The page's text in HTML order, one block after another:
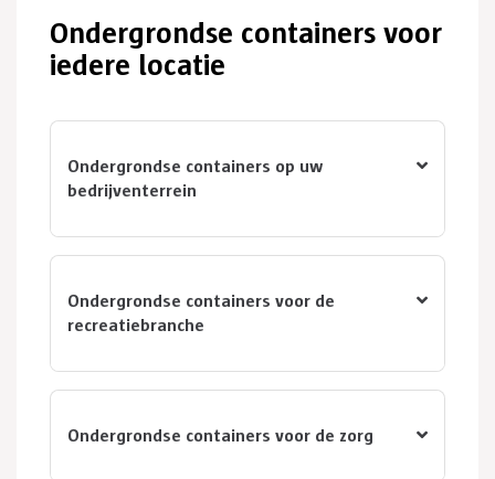
Ondergrondse containers voor
iedere locatie
Ondergrondse containers op uw
bedrijventerrein
Ondergrondse containers voor de
recreatiebranche
Ondergrondse containers voor de zorg